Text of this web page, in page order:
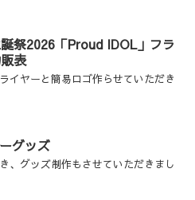
祭2026「Proud IDOL」フラ
表
イヤーと簡易ロゴ作らせていただき
グッズ
、グッズ制作もさせていただきまし